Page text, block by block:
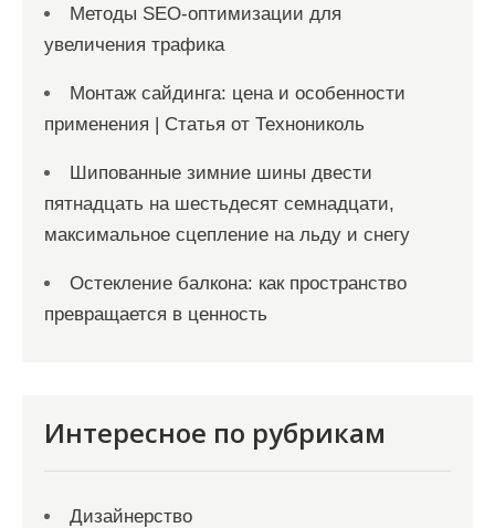
Методы SEO-оптимизации для
увеличения трафика
Монтаж сайдинга: цена и особенности
применения | Статья от Технониколь
Шипованные зимние шины двести
пятнадцать на шестьдесят семнадцати,
максимальное сцепление на льду и снегу
Остекление балкона: как пространство
превращается в ценность
Интересное по рубрикам
Дизайнерство